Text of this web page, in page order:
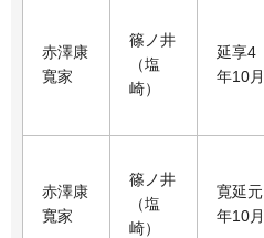
赤澤康
寬家
篠ノ井
（塩
崎）
延享4
年10月
赤澤康
寬家
篠ノ井
（塩
崎）
寛延元
年10月